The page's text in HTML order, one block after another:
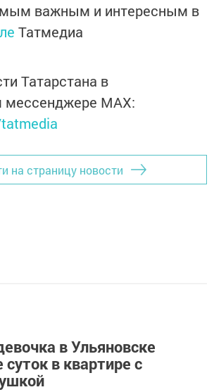
важным и интересным в
Татмедиа
Татарстана в
мессенджере MАХ:
на страницу новости
в Ульяновске
в квартире с